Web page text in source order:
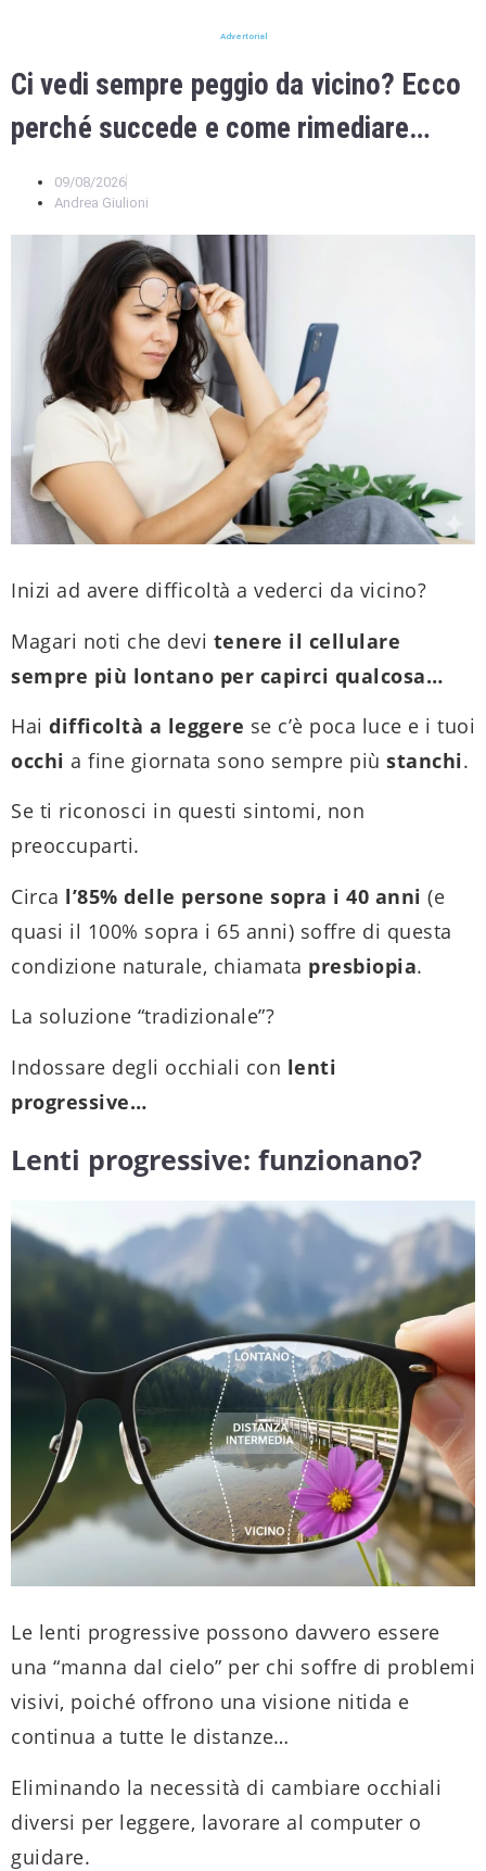
Advertorial
Ci vedi sempre peggio da vicino? Ecco
perché succede e come rimediare…
09/08/2026
Andrea Giulioni
Inizi ad avere difficoltà a vederci da vicino?
Magari noti che devi tenere il cellulare
sempre più lontano per capirci qualcosa…
Hai difficoltà a leggere se c’è poca luce e i tuoi
occhi a fine giornata sono sempre più stanchi.
Se ti riconosci in questi sintomi, non
preoccuparti.
Circa l’85% delle persone sopra i 40 anni (e
quasi il 100% sopra i 65 anni) soffre di questa
condizione naturale, chiamata presbiopia.
La soluzione “tradizionale”?
Indossare degli occhiali con lenti
progressive…
Lenti progressive: funzionano?
Le lenti progressive possono davvero essere
una “manna dal cielo” per chi soffre di problemi
visivi, poiché offrono una visione nitida e
continua a tutte le distanze…
Eliminando la necessità di cambiare occhiali
diversi per leggere, lavorare al computer o
guidare.